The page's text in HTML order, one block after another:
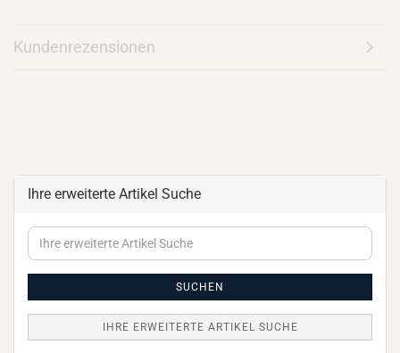
Kundenrezensionen
Ihre erweiterte Artikel Suche
Ihre
erweiterte
SUCHEN
IHRE ERWEITERTE ARTIKEL SUCHE